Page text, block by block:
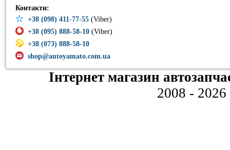
Контакти:
+38 (098) 411-77-55 (Viber)
+38 (095) 888-58-10 (Viber)
+38 (073) 888-58-10
shop@autoyamato.com.ua
Інтернет магазин
2008 - 2026